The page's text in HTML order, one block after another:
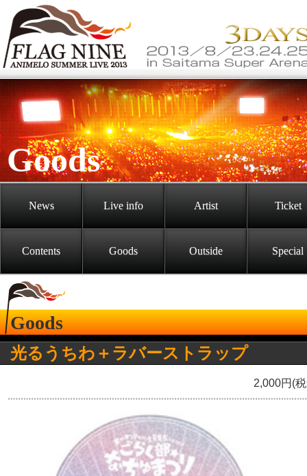
Goods
News Live info Artist Ticket
Contents Goods Outside Special
Goods
光るうちわ＋ラバーストラップ
2,000円(